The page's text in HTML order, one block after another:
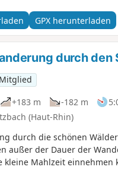
GPX herunterladen
durch den
+183 m -182 m
(Haut-Rhin)
durch die schönen
außer der Dauer der
kleine Mahlzeit einnehmen